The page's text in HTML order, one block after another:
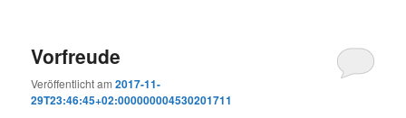
Vorfreude
Veröffentlicht am2017-11-
29T23:46:45+02:000000004530201711